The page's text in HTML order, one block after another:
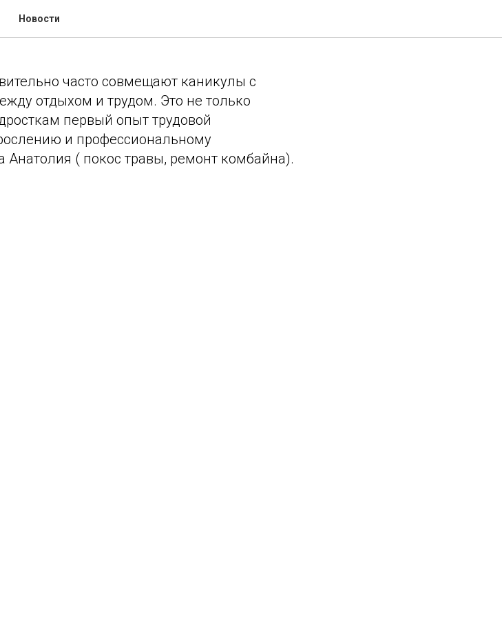
Новости
часто совмещают каникулы с
отдыхом и трудом. Это не только
первый опыт трудовой
и профессиональному
( покос травы, ремонт комбайна).